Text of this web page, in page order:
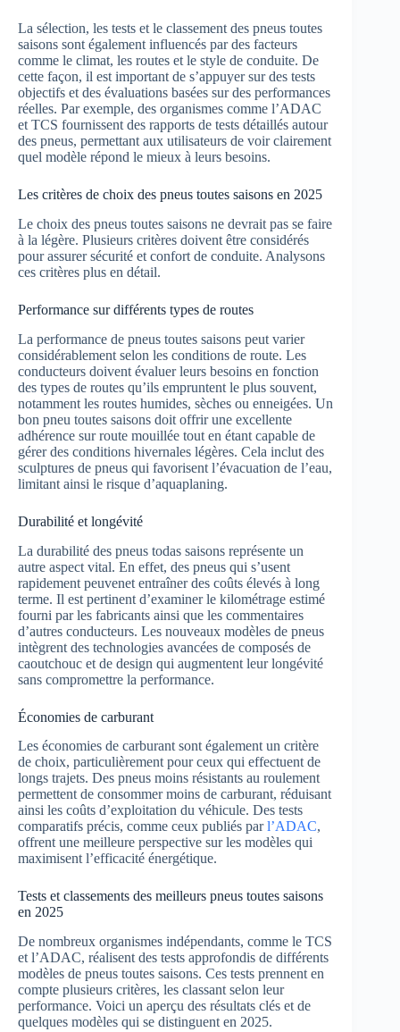
La sélection, les tests et le classement des pneus toutes
saisons sont également influencés par des facteurs
comme le climat, les routes et le style de conduite. De
cette façon, il est important de s’appuyer sur des tests
objectifs et des évaluations basées sur des performances
réelles. Par exemple, des organismes comme l’ADAC
et TCS fournissent des rapports de tests détaillés autour
des pneus, permettant aux utilisateurs de voir clairement
quel modèle répond le mieux à leurs besoins.
Les critères de choix des pneus toutes saisons en 2025
Le choix des pneus toutes saisons ne devrait pas se faire
à la légère. Plusieurs critères doivent être considérés
pour assurer sécurité et confort de conduite. Analysons
ces critères plus en détail.
Performance sur différents types de routes
La performance de pneus toutes saisons peut varier
considérablement selon les conditions de route. Les
conducteurs doivent évaluer leurs besoins en fonction
des types de routes qu’ils empruntent le plus souvent,
notamment les routes humides, sèches ou enneigées. Un
bon pneu toutes saisons doit offrir une excellente
adhérence sur route mouillée tout en étant capable de
gérer des conditions hivernales légères. Cela inclut des
sculptures de pneus qui favorisent l’évacuation de l’eau,
limitant ainsi le risque d’aquaplaning.
Durabilité et longévité
La durabilité des pneus todas saisons représente un
autre aspect vital. En effet, des pneus qui s’usent
rapidement peuvenet entraîner des coûts élevés à long
terme. Il est pertinent d’examiner le kilométrage estimé
fourni par les fabricants ainsi que les commentaires
d’autres conducteurs. Les nouveaux modèles de pneus
intègrent des technologies avancées de composés de
caoutchouc et de design qui augmentent leur longévité
sans compromettre la performance.
Économies de carburant
Les économies de carburant sont également un critère
de choix, particulièrement pour ceux qui effectuent de
longs trajets. Des pneus moins résistants au roulement
permettent de consommer moins de carburant, réduisant
ainsi les coûts d’exploitation du véhicule. Des tests
comparatifs précis, comme ceux publiés parl’ADAC,
offrent une meilleure perspective sur les modèles qui
maximisent l’efficacité énergétique.
Tests et classements des meilleurs pneus toutes saisons
en 2025
De nombreux organismes indépendants, comme le TCS
et l’ADAC, réalisent des tests approfondis de différents
modèles de pneus toutes saisons. Ces tests prennent en
compte plusieurs critères, les classant selon leur
performance. Voici un aperçu des résultats clés et de
quelques modèles qui se distinguent en 2025.